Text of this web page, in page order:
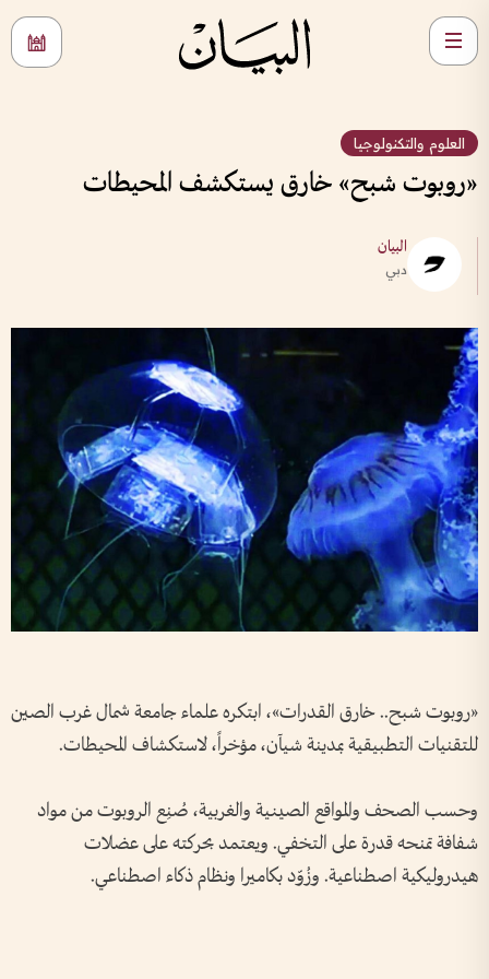
العلوم والتكنولوجيا
«روبوت شبح» خارق يستكشف المحيطات
البيان
دبي
«روبوت شبح.. خارق القدرات»، ابتكره علماء جامعة شمال غرب الصين
للتقنيات التطبيقية بمدينة شيآن، مؤخراً، لاستكشاف المحيطات.
وحسب الصحف والمواقع الصينية والغربية، صُنِع الروبوت من مواد
شفافة تمنحه قدرة على التخفي. ويعتمد بحركته على عضلات
هيدروليكية اصطناعية. وزُوّد بكاميرا ونظام ذكاء اصطناعي.